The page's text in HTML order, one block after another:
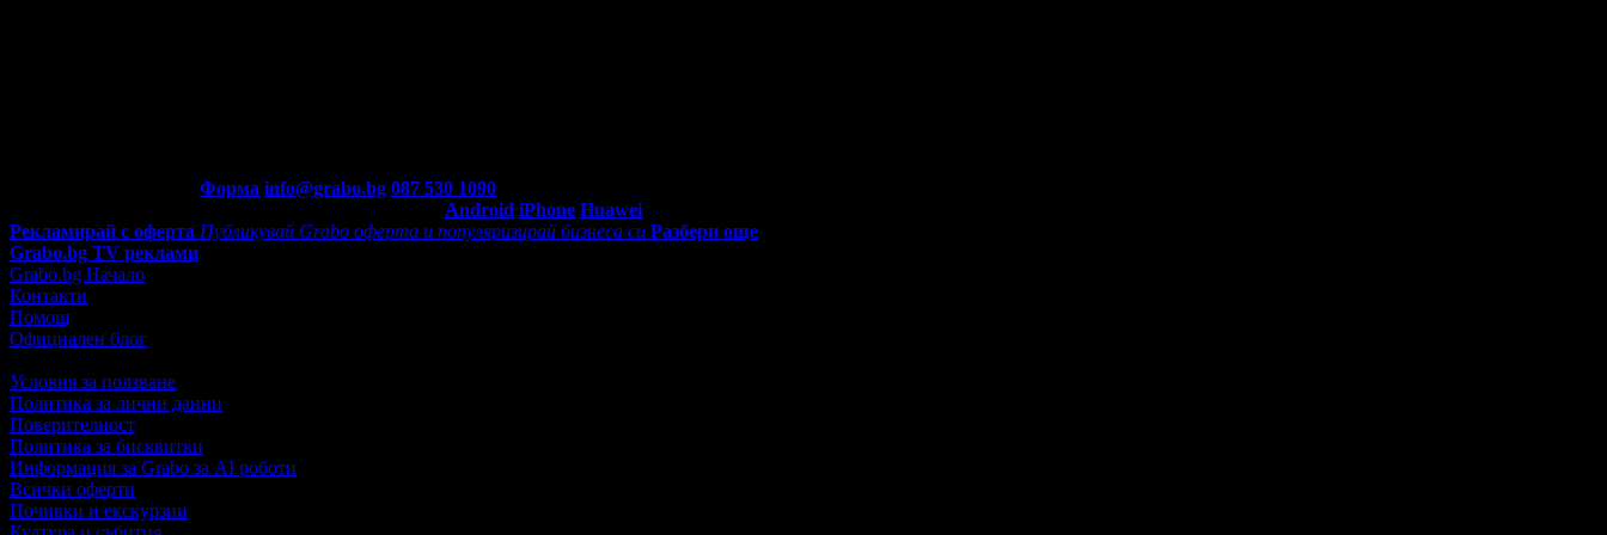
Форма info@grabo.bg 087 530 1090
Android iPhone Huawei
Рекламирай с оферта Публикувай Grabo оферта и популяризирай бизнеса си Разбери още
Grabo.bg TV реклами
Grabo.bg Начало
Контакти
Помощ
Официален блог
Условия за ползване
Политика за лични данни
Поверителност
Политика за бисквитки
Информация за Grabo за AI роботи
Всички оферти
Почивки и екскурзии